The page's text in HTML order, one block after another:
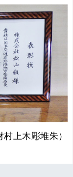
上木彫堆朱）